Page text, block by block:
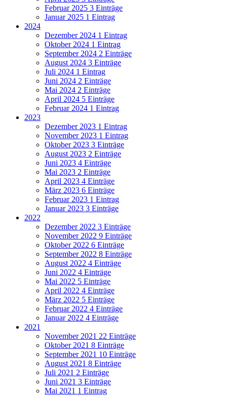
Februar 2025 3 Einträge
Januar 2025 1 Eintrag
2024
Dezember 2024 1 Eintrag
Oktober 2024 1 Eintrag
September 2024 2 Einträge
August 2024 3 Einträge
Juli 2024 1 Eintrag
Juni 2024 2 Einträge
Mai 2024 2 Einträge
April 2024 5 Einträge
Februar 2024 1 Eintrag
2023
Dezember 2023 1 Eintrag
November 2023 1 Eintrag
Oktober 2023 3 Einträge
August 2023 2 Einträge
Juni 2023 4 Einträge
Mai 2023 2 Einträge
April 2023 4 Einträge
März 2023 6 Einträge
Februar 2023 1 Eintrag
Januar 2023 3 Einträge
2022
Dezember 2022 3 Einträge
November 2022 9 Einträge
Oktober 2022 6 Einträge
September 2022 8 Einträge
August 2022 4 Einträge
Juni 2022 4 Einträge
Mai 2022 5 Einträge
April 2022 4 Einträge
März 2022 5 Einträge
Februar 2022 4 Einträge
Januar 2022 4 Einträge
2021
November 2021 22 Einträge
Oktober 2021 8 Einträge
September 2021 10 Einträge
August 2021 8 Einträge
Juli 2021 2 Einträge
Juni 2021 3 Einträge
Mai 2021 1 Eintrag